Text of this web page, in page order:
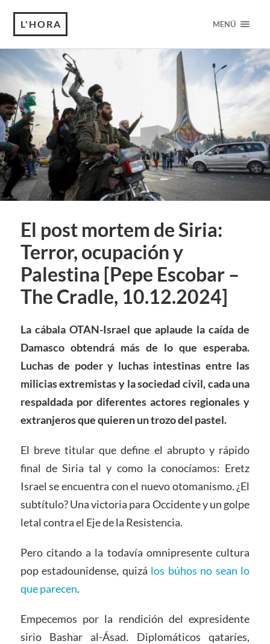
L'HORA MENÚ
El post mortem de Siria:
Terror, ocupación y
Palestina [Pepe Escobar –
The Cradle, 10.12.2024]
La cábala OTAN-Israel que aplaude la caída de
Damasco obtendrá más de lo que esperaba.
Luchas de poder y luchas intestinas entre las
milicias extremistas y la sociedad civil, cada una
respaldada por diferentes actores regionales y
extranjeros que quieren un trozo del pastel.
El breve titular que define el abrupto y rápido
final de Siria tal y como la conocíamos: Eretz
Israel se encuentra con el nuevo otomanismo. ¿El
subtítulo? Una victoria para Occidente y un golpe
letal contra el Eje de la Resistencia.
Pero citando a la todavía omnipresente cultura
pop estadounidense, quizá los búhos no sean lo
que parecen.
Empecemos por la rendición del expresidente
sirio Bashar al-Ásad. Diplomáticos qataríes,